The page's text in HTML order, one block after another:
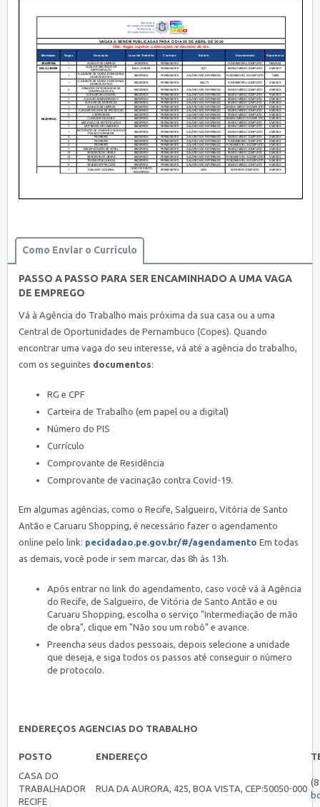
Como Enviar o Currículo
PASSO A PASSO PARA SER ENCAMINHADO A UMA VAGA
DE EMPREGO
Vá à Agência do Trabalho mais próxima da sua casa ou a uma
Central de Oportunidades de Pernambuco (Copes). Quando
encontrar uma vaga do seu interesse, vá até a agência do trabalho,
com os seguintes documentos:
RG e CPF
Carteira de Trabalho (em papel ou a digital)
Número do PIS
Currículo
Comprovante de Residência
Comprovante de vacinação contra Covid-19.
Em algumas agências, como o Recife, Salgueiro, Vitória de Santo
Antão e Caruaru Shopping, é necessário fazer o agendamento
online pelo link: pecidadao.pe.gov.br/#/agendamento Em todas
as demais, você pode ir sem marcar, das 8h às 13h.
Após entrar no link do agendamento, caso você vá à Agência
do Recife, de Salgueiro, de Vitória de Santo Antão e ou
Caruaru Shopping, escolha o serviço "Intermediação de mão
de obra", clique em "Não sou um robô" e avance.
Preencha seus dados pessoais, depois selecione a unidade
que deseja, e siga todos os passos até conseguir o número
de protocolo.
ENDEREÇOS AGENCIAS DO TRABALHO
POSTO ENDEREÇO
CASA DO
TRABALHADOR
RECIFE
RUA DA AURORA, 425, BOA VISTA, CEP:50050-000